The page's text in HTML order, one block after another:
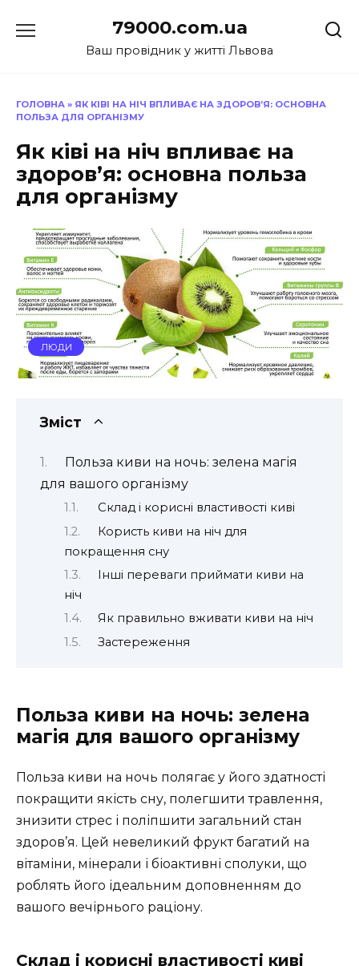
до
79000.com.ua
Ваш провідник у житті Львова
ГОЛОВНА » ЯК КІВІ НА НІЧ ВПЛИВАЄ НА ЗДОРОВ’Я: ОСНОВНА
ПОЛЬЗА ДЛЯ ОРГАНІЗМУ
Як ківі на ніч впливає на
здоров’я: основна польза
для організму
ЛЮДИ
Зміст
Польза киви на ночь: зелена магія
для вашого організму
Склад і корисні властивості киві
Користь киви на ніч для
покращення сну
Інші переваги приймати киви на
ніч
Як правильно вживати киви на ніч
Застереження
Польза киви на ночь: зелена
магія для вашого організму
Польза киви на ночь полягає у його здатності
покращити якість сну, полегшити травлення,
знизити стрес і поліпшити загальний стан
здоров’я. Цей невеликий фрукт багатий на
вітаміни, мінерали і біоактивні сполуки, що
роблять його ідеальним доповненням до
вашого вечірнього раціону.
Склад і корисні властивості киві